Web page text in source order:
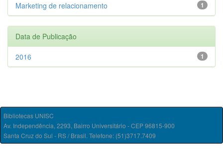
1
Marketing de relacionamento
Data de Publicação
1
2016
Bibliotecas UNISC
Av. Independência, 2293, Bairro Universitário - CEP 96815-900
Santa Cruz do Sul - RS / Brasil. Telefone: (51)3717.7409